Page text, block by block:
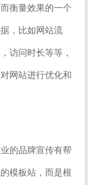
衡量效果的一个
，比如网站流
访问时长等等，
网站进行优化和
的品牌宣传有帮
模板站，而是根